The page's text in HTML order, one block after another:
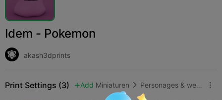
Idem - Pokemon
akash3dprints
Print Settings (3)  Add Miniaturen  Personages & wezens 